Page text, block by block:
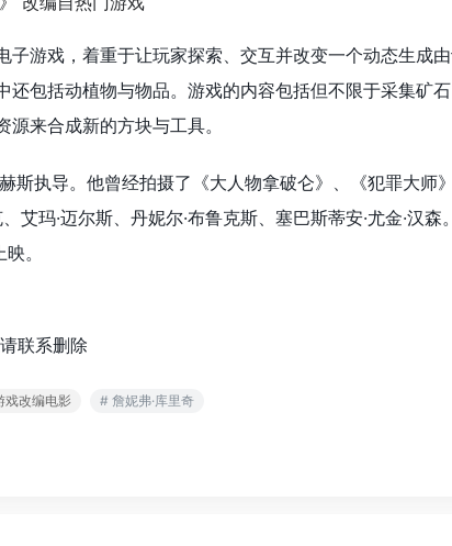
子游戏，着重于让玩家探索、交互并改变一个动态生成
还包括动植物与物品。游戏的内容包括但不限于采集矿
来合成新的方块与工具。
斯执导。他曾经拍摄了《大人物拿破仑》、《犯罪大师
艾玛·迈尔斯、丹妮尔·布鲁克斯、塞巴斯蒂安·尤金·汉
。
联系删除
戏改编电影 # 詹妮弗·库里奇